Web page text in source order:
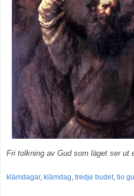
Fri tolkning av Gud som läget ser ut
klämdagar, klämdag, tredje budet, tio